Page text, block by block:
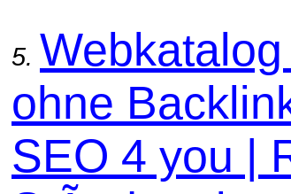
5.
ohne
SEO 4 you |